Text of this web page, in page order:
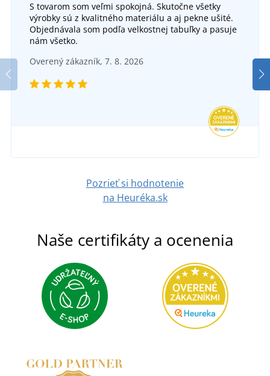
S tovarom som veľmi spokojná. Skutočne všetky
výrobky sú z kvalitného materiálu a aj pekne ušité.
Objednávala som podľa velkostnej tabuľky a pasuje
nám všetko.
Overený zákazník, 7. 8. 2026
Pozrieť si hodnotenie
na Heuréka.sk
Naše certifikáty a ocenenia